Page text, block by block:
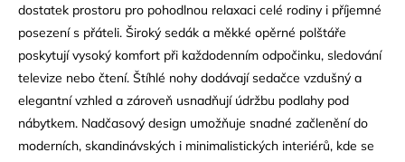
dostatek prostoru pro pohodlnou relaxaci celé rodiny i příjemné
posezení s přáteli. Široký sedák a měkké opěrné polštáře
poskytují vysoký komfort při každodenním odpočinku, sledování
televize nebo čtení. Štíhlé nohy dodávají sedačce vzdušný a
elegantní vzhled a zároveň usnadňují údržbu podlahy pod
nábytkem. Nadčasový design umožňuje snadné začlenění do
moderních, skandinávských i minimalistických interiérů, kde se